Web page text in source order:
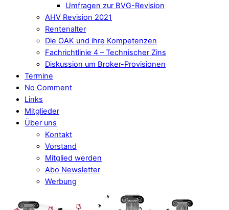
Umfragen zur BVG-Revision
AHV Revision 2021
Rentenalter
Die OAK und ihre Kompetenzen
Fachrichtlinie 4 – Technischer Zins
Diskussion um Broker-Provisionen
Termine
No Comment
Links
Mitglieder
Über uns
Kontakt
Vorstand
Mitglied werden
Abo Newsletter
Werbung